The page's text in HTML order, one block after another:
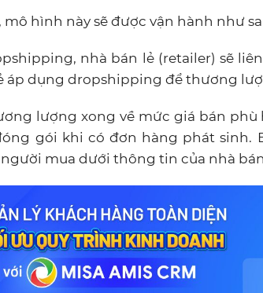
mô hình này sẽ được vận hành như
nhà bán lẻ (retailer) sẽ
áp dụng dropshipping để thương
lượng xong về mức giá bán
gói khi có đơn hàng phát sinh.
mua dưới thông tin của nhà